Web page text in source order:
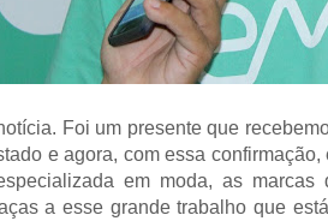
Foi um presente que
e agora, com essa
em moda, as
a esse grande trabalho que